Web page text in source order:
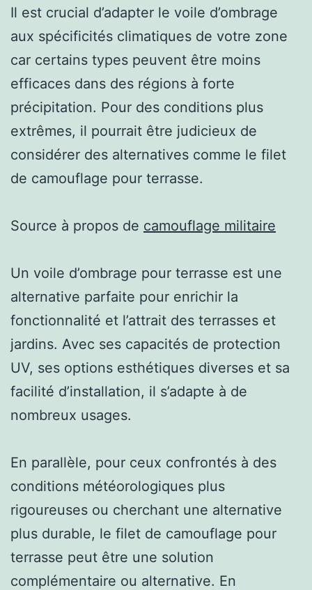
Il est crucial d’adapter le voile d’ombrage
aux spécificités climatiques de votre zone
car certains types peuvent être moins
efficaces dans des régions à forte
précipitation. Pour des conditions plus
extrêmes, il pourrait être judicieux de
considérer des alternatives comme le filet
de camouflage pour terrasse.
Source à propos de camouflage militaire
Un voile d’ombrage pour terrasse est une
alternative parfaite pour enrichir la
fonctionnalité et l’attrait des terrasses et
jardins. Avec ses capacités de protection
UV, ses options esthétiques diverses et sa
facilité d’installation, il s’adapte à de
nombreux usages.
En parallèle, pour ceux confrontés à des
conditions météorologiques plus
rigoureuses ou cherchant une alternative
plus durable, le filet de camouflage pour
terrasse peut être une solution
complémentaire ou alternative. En